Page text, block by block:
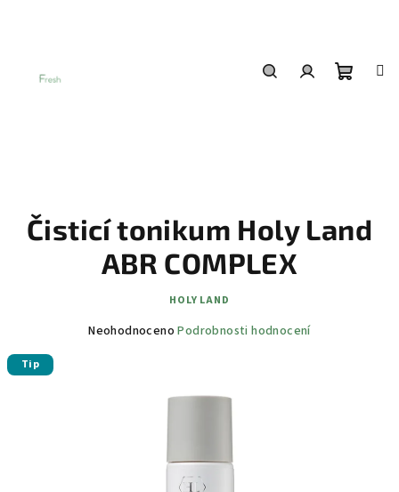
Čisticí tonikum Holy Land
ABR COMPLEX
HOLY LAND
Průměrné
Neohodnoceno Podrobnosti hodnocení
Tip